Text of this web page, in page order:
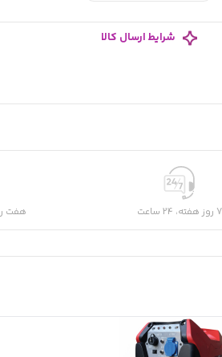
شرایط ارسال کالا
7 روز هفته، 24 ساعت هفت